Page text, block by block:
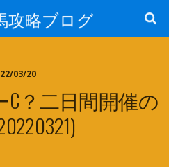
攻略ブログ
03/20
？二日間開催の